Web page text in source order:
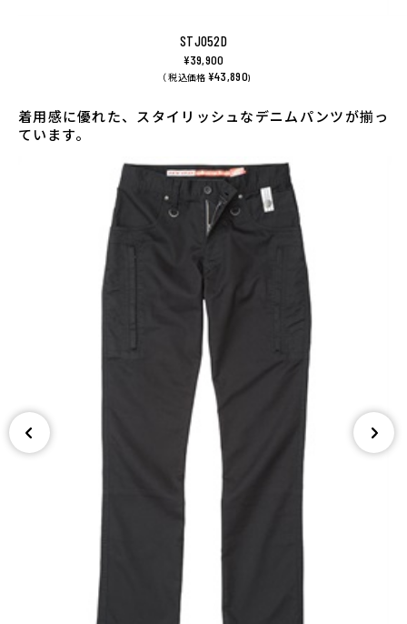
STJ052D
¥39,900
（ 税込価格 ¥43,890)
着用感に優れた、スタイリッシュなデニムパンツが揃っ
ています。